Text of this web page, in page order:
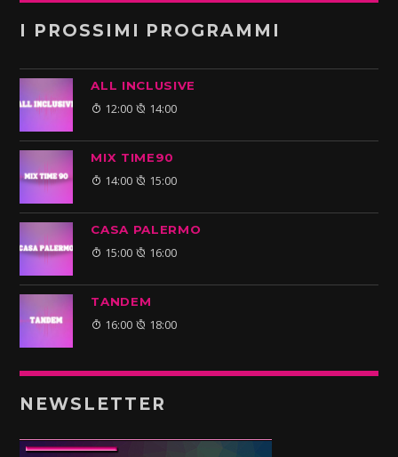
I PROSSIMI PROGRAMMI
ALL INCLUSIVE
12:00 14:00
MIX TIME90
14:00 15:00
CASA PALERMO
15:00 16:00
TANDEM
16:00 18:00
NEWSLETTER